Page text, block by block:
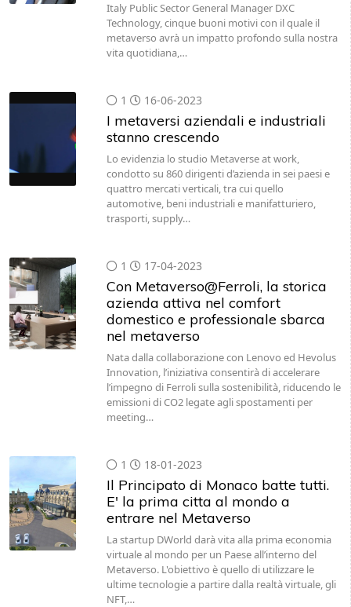
Italy Public Sector General Manager DXC
Technology, cinque buoni motivi con il quale il
metaverso avrà un impatto profondo sulla nostra
vita quotidiana,…
1 16-06-2023
I metaversi aziendali e industriali
stanno crescendo
Lo evidenzia lo studio Metaverse at work,
condotto su 860 dirigenti d’azienda in sei paesi e
quattro mercati verticali, tra cui quello
automotive, beni industriali e manifatturiero,
trasporti, supply…
1 17-04-2023
Con Metaverso@Ferroli, la storica
azienda attiva nel comfort
domestico e professionale sbarca
nel metaverso
Nata dalla collaborazione con Lenovo ed Hevolus
Innovation, l’iniziativa consentirà di accelerare
l’impegno di Ferroli sulla sostenibilità, riducendo le
emissioni di CO2 legate agli spostamenti per
meeting…
1 18-01-2023
Il Principato di Monaco batte tutti.
E' la prima citta al mondo a
entrare nel Metaverso
La startup DWorld darà vita alla prima economia
virtuale al mondo per un Paese all’interno del
Metaverso. L'obiettivo è quello di utilizzare le
ultime tecnologie a partire dalla realtà virtuale, gli
NFT,…